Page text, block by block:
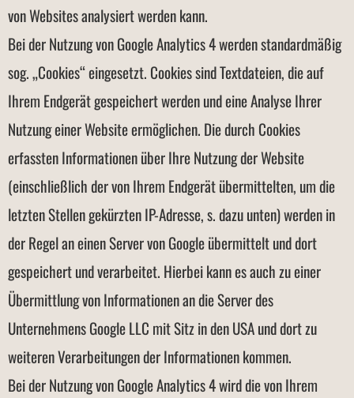
von Websites analysiert werden kann.
Bei der Nutzung von Google Analytics 4 werden standardmäßig
sog. „Cookies“ eingesetzt. Cookies sind Textdateien, die auf
Ihrem Endgerät gespeichert werden und eine Analyse Ihrer
Nutzung einer Website ermöglichen. Die durch Cookies
erfassten Informationen über Ihre Nutzung der Website
(einschließlich der von Ihrem Endgerät übermittelten, um die
letzten Stellen gekürzten IP-Adresse, s. dazu unten) werden in
der Regel an einen Server von Google übermittelt und dort
gespeichert und verarbeitet. Hierbei kann es auch zu einer
Übermittlung von Informationen an die Server des
Unternehmens Google LLC mit Sitz in den USA und dort zu
weiteren Verarbeitungen der Informationen kommen.
Bei der Nutzung von Google Analytics 4 wird die von Ihrem